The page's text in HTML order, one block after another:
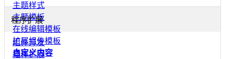
主题样式
主题模板
在线编辑模板
扩展组件模板
自定义内容
程序扩展
组件开发
插件扩展